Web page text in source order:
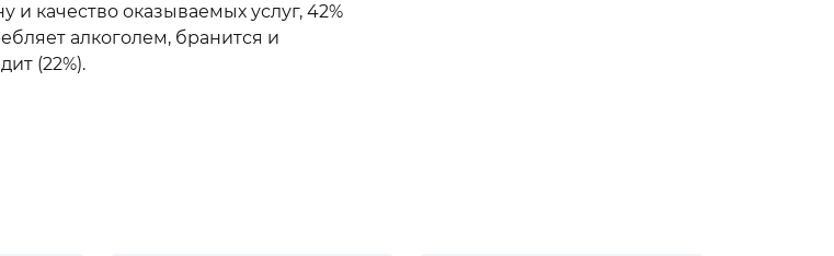
качество оказываемых услуг, 42%
алкоголем, бранится и
(22%).